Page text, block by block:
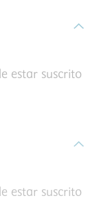
estar suscrito
estar suscrito